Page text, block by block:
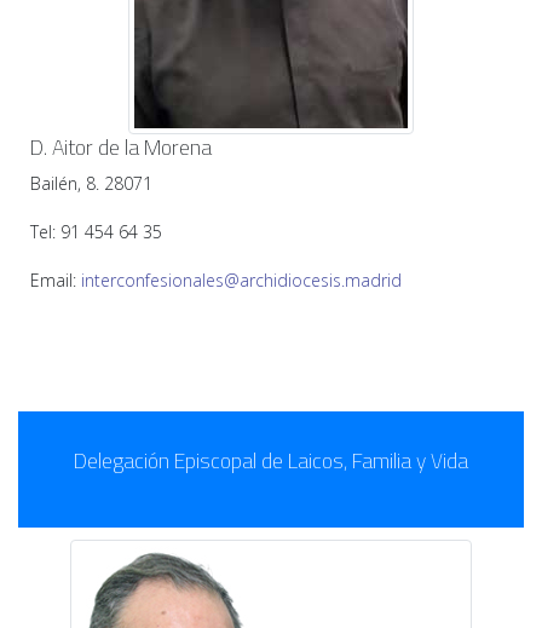
D. Aitor de la Morena
Bailén, 8. 28071
Tel: 91 454 64 35
Email: interconfesionales@archidiocesis.madrid
Delegación Episcopal de Laicos, Familia y Vida